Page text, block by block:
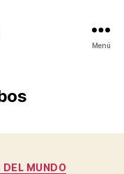
Menú
DEL MUNDO